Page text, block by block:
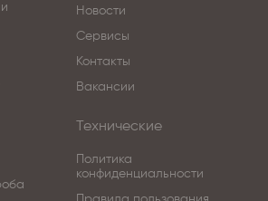
Новости
Сервисы
Контакты
Вакансии
Технические
Политика
конфиденциальности